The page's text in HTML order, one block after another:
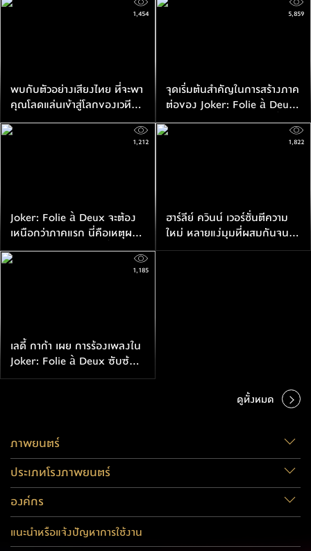
พบกับตัวอย่างเสียงไทย ที่จะพา
คุณโลดแล่นเข้าสู่โลกของเวที
ละคร ใน Joker: Folie à Deux
1,454
จุดเริ่มต้นสำคัญในการสร้างภาค
ต่อของ Joker: Folie à Deux
เข้าฉายวันพุธที่ 2 ตุลาคมนี้
5,859
Joker: Folie à Deux จะต้อง
เหนือกว่าภาคแรก นี่คือเหตุผล
ของการสร้างหนังเรื่องนี้ขึ้นมา
1,212
ฮาร์ลีย์ ควินน์ เวอร์ชั่นตีความ
ใหม่ หลายแง่มุมที่ผสมกันจน
ลงตัวใน Joker: Folie à Deux
1,822
เลดี้ กาก้า เผย การร้องเพลงใน
Joker: Folie à Deux ซับซ้อน
กว่าร้องเพลงบนเวทีจริง
1,185
ดูทั้งหมด
ภาพยนตร์
ประเภทโรงภาพยนตร์
องค์กร
แนะนำหรือแจ้งปัญหาการใช้งาน